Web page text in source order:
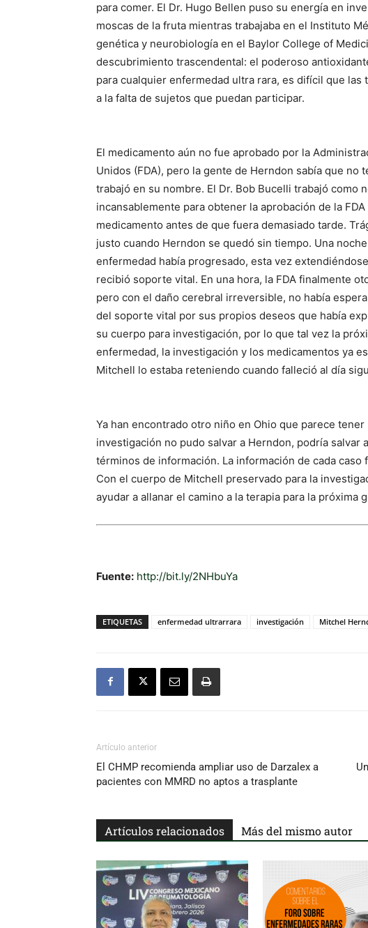
para comer. El Dr. Hugo Bellen puso su energía en
moscas de la fruta mientras trabajaba en el Instituto
genética y neurobiología en el Baylor College of
descubrimiento trascendental: el poderoso
para cualquier enfermedad ultra rara, es difícil que
a la falta de sujetos que puedan participar.
El medicamento aún no fue aprobado por la
Unidos (FDA), pero la gente de Herndon sabía que no
trabajó en su nombre. El Dr. Bob Bucelli trabajó como
incansablemente para obtener la aprobación de la
medicamento antes de que fuera demasiado tarde.
justo cuando Herndon se quedó sin tiempo. Una
enfermedad había progresado, esta vez
recibió soporte vital. En una hora, la FDA finalmente
pero con el daño cerebral irreversible, no había
del soporte vital por sus propios deseos que había
su cuerpo para investigación, por lo que tal vez la
enfermedad, la investigación y los medicamentos ya
Mitchell lo estaba reteniendo cuando falleció al día
Ya han encontrado otro niño en Ohio que parece
investigación no pudo salvar a Herndon, podría salvar
términos de información. La información de cada
Con el cuerpo de Mitchell preservado para la
ayudar a allanar el camino a la terapia para la próxima
Fuente: http://bit.ly/2NHbuYa
ETIQUETAS enfermedad ultrarrara investigación Mitchel
Artículo anterior
El CHMP recomienda ampliar uso de Darzalex a
pacientes con MMRD no aptos a trasplante
Artículos relacionados Más del mismo autor